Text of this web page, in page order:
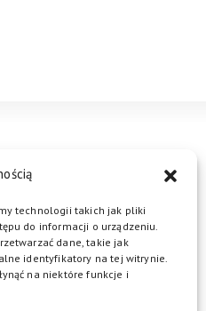
technologii takich jak pliki
do informacji o urządzeniu.
dane, takie jak
identyfikatory na tej witrynie.
na niektóre funkcje i